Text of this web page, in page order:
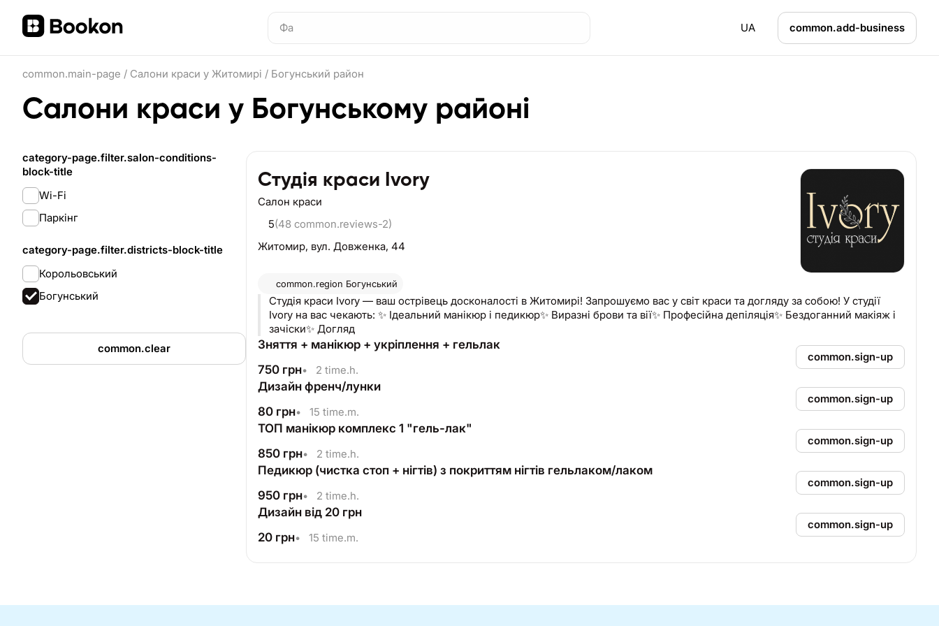
UA common.add-business
common.main-page / Салони краси у Житомирі / Богунський район
Салони краси у Богунському районі
category-page.filter.salon-conditions-
block-title
Wi-Fi
Паркінг
category-page.filter.districts-block-title
Корольовський
Богунський
common.clear
Студія краси Ivory
Салон краси
5(48 common.reviews-2)
Житомир, вул. Довженка, 44
common.region Богунський
Студія краси Ivory — ваш острівець досконалості в Житомирі! Запрошуємо вас у світ краси та догляду за собою! У студії
Ivory на вас чекають: ✨ Ідеальний манікюр і педикюр✨ Виразні брови та вії✨ Професійна депіляція✨ Бездоганний макіяж і
зачіски✨ Догляд
Зняття + манікюр + укріплення + гельлак
750 грн• 2 time.h.
common.sign-up
Дизайн френч/лунки
80 грн• 15 time.m.
common.sign-up
ТОП манікюр комплекс 1 "гель-лак"
850 грн• 2 time.h.
common.sign-up
Педикюр (чистка стоп + нігтів) з покриттям нігтів гельлаком/лаком
950 грн• 2 time.h.
common.sign-up
Дизайн від 20 грн
20 грн• 15 time.m.
common.sign-up